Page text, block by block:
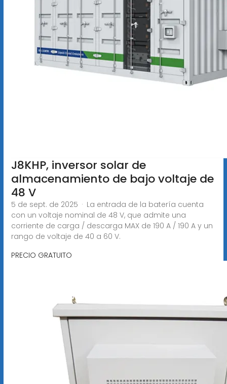
J8KHP, inversor solar de
almacenamiento de bajo voltaje de
48 V
5 de sept. de 2025 · La entrada de la batería cuenta
con un voltaje nominal de 48 V, que admite una
corriente de carga / descarga MAX de 190 A / 190 A y un
rango de voltaje de 40 a 60 V.
PRECIO GRATUITO